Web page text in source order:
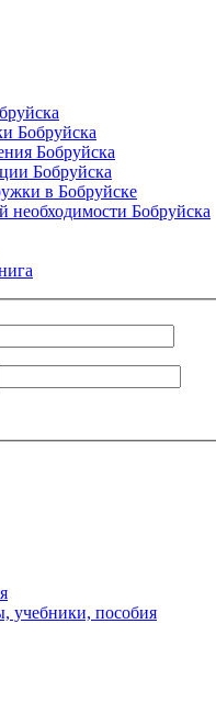
Бобруйска
Бобруйска
Бобруйска
в Бобруйске
необходимости Бобруйска
учебники, пособия